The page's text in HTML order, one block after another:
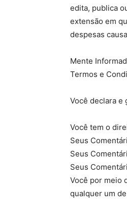
edita, publica
extensão em
despesas
Mente
Termos e
Você declara e
Você tem o
Seus
Seus
Seus
Você por meio
qualquer um